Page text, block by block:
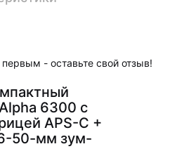
- оставьте свой отзыв!
6300 с
APS-C +
50-мм зум-